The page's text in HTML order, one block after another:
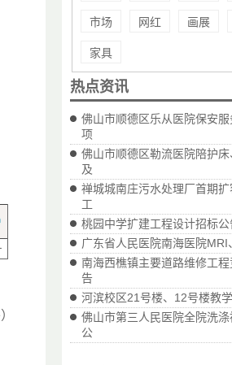
市场 网红 画展
家具
热点资讯
佛山市顺德区乐从医院保安
项
佛山市顺德区勒流医院陪护
及
禅城城南庄污水处理厂首期
工
桃园中学扩建工程设计招标公
广东省人民医院南海医院MRI
南海西樵镇主要道路维修工
告
河滨校区21号楼、12号楼教
佛山市第三人民医院全院洗
公